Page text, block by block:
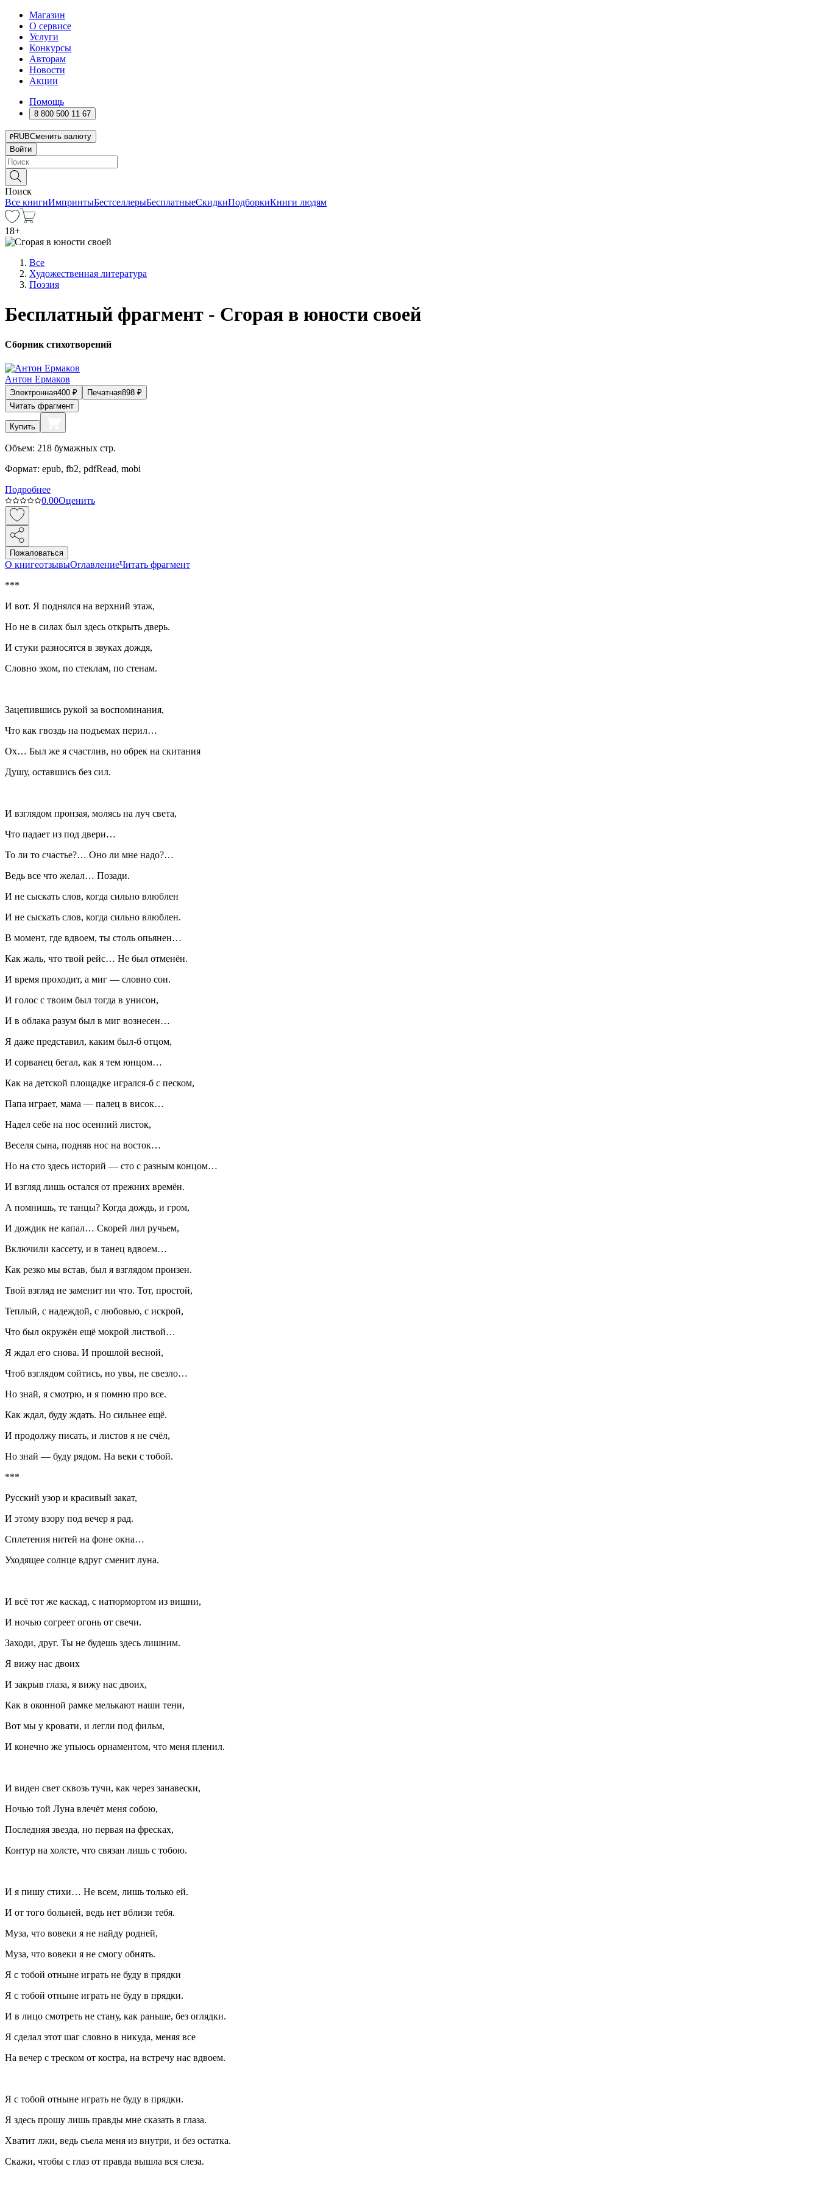
Магазин
О сервисе
Услуги
Конкурсы
Авторам
Новости
Акции
Помощь
8 800 500 11 67
RUBСменить валюту
Войти
Поиск
Все книгиИмпринтыБестселлерыБесплатныеСкидкиПодборкиКниги людям
18+
Все
Художественная литература
Поэзия
Бесплатный фрагмент - Сгорая в юности своей
Сборник стихотворений
Антон Ермаков
Электронная400 ₽ Печатная898 ₽
Читать фрагмент
Купить
Объем: 218 бумажных стр.
Формат: epub, fb2, pdfRead, mobi
Подробнее
0.00Оценить
Пожаловаться
О книгеотзывыОглавлениеЧитать фрагмент
***
И вот. Я поднялся на верхний этаж,
Но не в силах был здесь открыть дверь.
И стуки разносятся в звуках дождя,
Словно эхом, по стеклам, по стенам.
Зацепившись рукой за воспоминания,
Что как гвоздь на подъемах перил…
Ох… Был же я счастлив, но обрек на скитания
Душу, оставшись без сил.
И взглядом пронзая, молясь на луч света,
Что падает из под двери…
То ли то счастье?… Оно ли мне надо?…
Ведь все что желал… Позади.
И не сыскать слов, когда сильно влюблен
И не сыскать слов, когда сильно влюблен.
В момент, где вдвоем, ты столь опьянен…
Как жаль, что твой рейс… Не был отменён.
И время проходит, а миг — словно сон.
И голос с твоим был тогда в унисон,
И в облака разум был в миг вознесен…
Я даже представил, каким был-б отцом,
И сорванец бегал, как я тем юнцом…
Как на детской площадке игрался-б с песком,
Папа играет, мама — палец в висок…
Надел себе на нос осенний листок,
Веселя сына, подняв нос на восток…
Но на сто здесь историй — сто с разным концом…
И взгляд лишь остался от прежних времён.
А помнишь, те танцы? Когда дождь, и гром,
И дождик не капал… Скорей лил ручьем,
Включили кассету, и в танец вдвоем…
Как резко мы встав, был я взглядом пронзен.
Твой взгляд не заменит ни что. Тот, простой,
Теплый, с надеждой, с любовью, с искрой,
Что был окружён ещё мокрой листвой…
Я ждал его снова. И прошлой весной,
Чтоб взглядом сойтись, но увы, не свезло…
Но знай, я смотрю, и я помню про все.
Как ждал, буду ждать. Но сильнее ещё.
И продолжу писать, и листов я не счёл,
Но знай — буду рядом. На веки с тобой.
***
Русский узор и красивый закат,
И этому взору под вечер я рад.
Сплетения нитей на фоне окна…
Уходящее солнце вдруг сменит луна.
И всё тот же каскад, с натюрмортом из вишни,
И ночью согреет огонь от свечи.
Заходи, друг. Ты не будешь здесь лишним.
Я вижу нас двоих
И закрыв глаза, я вижу нас двоих,
Как в оконной рамке мелькают наши тени,
Вот мы у кровати, и легли под фильм,
И конечно же упьюсь орнаментом, что меня пленил.
И виден свет сквозь тучи, как через занавески,
Ночью той Луна влечёт меня собою,
Последняя звезда, но первая на фресках,
Контур на холсте, что связан лишь с тобою.
И я пишу стихи… Не всем, лишь только ей.
И от того больней, ведь нет вблизи тебя.
Муза, что вовеки я не найду родней,
Муза, что вовеки я не смогу обнять.
Я с тобой отныне играть не буду в прядки
Я с тобой отныне играть не буду в прядки.
И в лицо смотреть не стану, как раньше, без оглядки.
Я сделал этот шаг словно в никуда, меняя все
На вечер с треском от костра, на встречу нас вдвоем.
Я с тобой отныне играть не буду в прядки.
Я здесь прошу лишь правды мне сказать в глаза.
Хватит лжи, ведь съела меня из внутри, и без остатка.
Скажи, чтобы с глаз от правда вышла вся слеза.